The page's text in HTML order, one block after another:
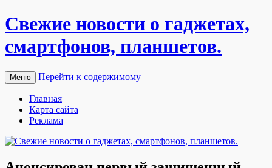
Свежие новости о гаджетах,
смартфонов, планшетов.
Меню Перейти к содержимому
Главная
Карта сайта
Реклама